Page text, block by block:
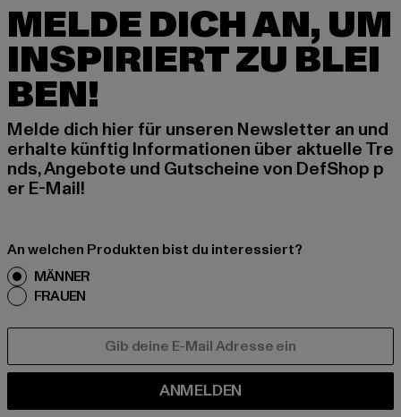
MELDE DICH AN, UM
INSPIRIERT ZU BLEI
BEN!
Melde dich hier für unseren Newsletter an und
erhalte künftig Informationen über aktuelle Tre
nds, Angebote und Gutscheine von DefShop p
er E-Mail!
An welchen Produkten bist du interessiert?
MÄNNER
FRAUEN
ANMELDEN